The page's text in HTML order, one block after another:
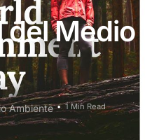
del Medio
Ambiente 1 Min Read